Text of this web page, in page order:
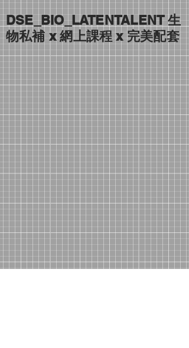
DSE_BIO_LATENTALENT 生
物私補 x 網上課程 x 完美配套